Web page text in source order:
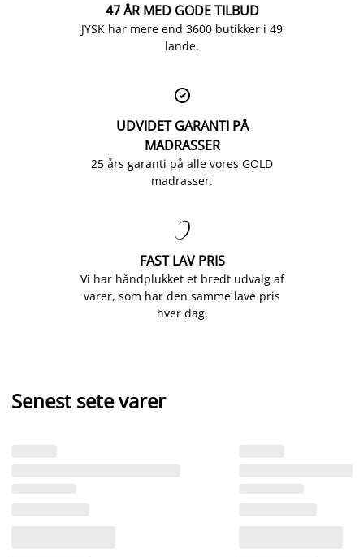
47 ÅR MED GODE TILBUD
JYSK har mere end 3600 butikker i 49
lande.

UDVIDET GARANTI PÅ
MADRASSER
25 års garanti på alle vores GOLD
madrasser.

FAST LAV PRIS
Vi har håndplukket et bredt udvalg af
varer, som har den samme lave pris
hver dag.
Senest sete varer